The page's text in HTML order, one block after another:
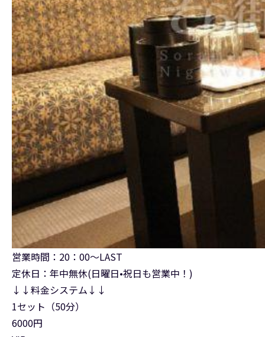
営業時間：20：00〜LAST
定休日：年中無休(日曜日•祝日も営業中！)
↓↓料金システム↓↓
1セット（50分）
6000円